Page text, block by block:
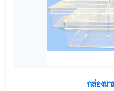
กล่องน